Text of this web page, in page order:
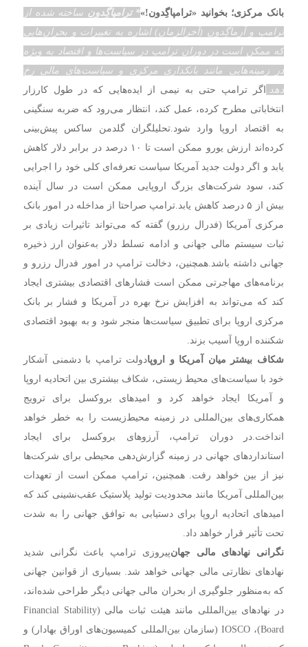
بانک مرکزی؛ بخوانید «ترامپاگِدون!»* ترامپاگِدون ساخته شده از
ترامپ و آرماگِدون (آخر‌الزمان) اشاره به تغییرات و بحران‌هایی
که ممکن است در دوران ترامپ در سیاست‌ها و اقتصاد به ویژه
در زمینه‌هایی مانند بانکداری مرکزی و سیاست‌های مالی رخ
دهد.اگر ترامپ حتی به نیمی از ایده‌هایی که در طول کارزار
انتخاباتی مطرح کرده، عمل کند، انتظار می‌رود که ضربه سنگینی
به اقتصاد اروپا وارد شود.تحلیلگران گلدمن ساکس پیش‌بینی
کرده‌اند ارزش یورو ممکن است تا ۱۰ درصد در برابر دلار کاهش
یابد و اگر دولت جدید آمریکا سیاست تعرفه‌ای کلی خود را اجرایی
کند، سود شرکت‌های بزرگ اروپایی ممکن است در سال آینده
بیش از ۵ درصد کاهش یابد.
ترامپ صراحتا از مداخله در امور بانک
مرکزی آمریکا (فدرال رزرو) گفته که می‌تواند تاثیرات زیادی بر
ثبات سیستم مالی جهانی و ادامه تسلط دلار به‌عنوان ارز ذخیره
جهانی داشته باشد.همچنین، دخالت ترامپ در امور فدرال رزرو و
برنامه‌های مهاجرتی ممکن است فشارهای اقتصادی بیشتری ایجاد
کند که می‌تواند به افزایش نرخ بهره در آمریکا و فشار بر بانک
مرکزی اروپا برای تطبیق سیاست‌ها منجر شود و به بهبود اقتصادی
شکننده اروپا آسیب بزند.
شکاف بیشتر میان آمریکا و اروپادولت ترامپ با دشمنی آشکار
خود با سیاست‌های محیط زیستی، شکاف بیشتری بین اتحادیه اروپا
و آمریکا ایجاد خواهد کرد و امیدهای بروکسل برای ترویج
همکاری‌های بین‌المللی در زمینه محیط‌زیست را به خطر خواهد
انداخت.در دوران ترامپ، آرزوهای بروکسل برای ایجاد
استانداردهای جهانی در زمینه گزارش‌دهی محیطی برای شرکت‌ها
نیز از بین خواهد رفت. همچنین، ترامپ ممکن است از تعهدات
بین‌المللی آمریکا مانند محدودیت تولید پلاستیک عقب‌نشینی کند که
امیدهای اتحادیه اروپا برای دستیابی به توافق جهانی را به شدت
تحت تأثیر قرار خواهد داد.
نگرانی نهادهای مالی جهانپیروزی ترامپ باعث نگرانی شدید
نهادهای نظارتی مالی جهانی خواهد شد. بسیاری از قوانین جهانی
که به‌منظور جلوگیری از بحران مالی جهانی دیگر طراحی شده‌اند،
در نهادهای بین‌المللی مانند هیئت ثبات مالی (Financial Stability
Board)، IOSCO (سازمان بین‌المللی کمیسیون‌های اوراق بهادار) و